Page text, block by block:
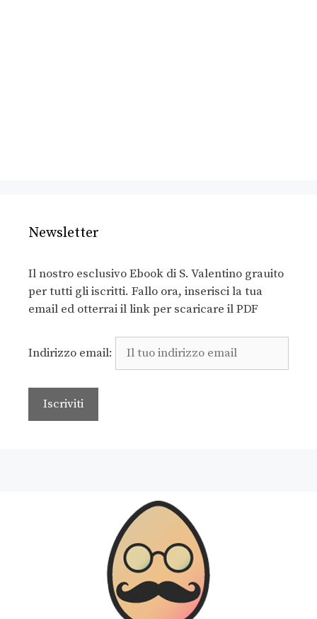
Newsletter
Il nostro esclusivo Ebook di S. Valentino grauito
per tutti gli iscritti. Fallo ora, inserisci la tua
email ed otterrai il link per scaricare il PDF
Indirizzo email: